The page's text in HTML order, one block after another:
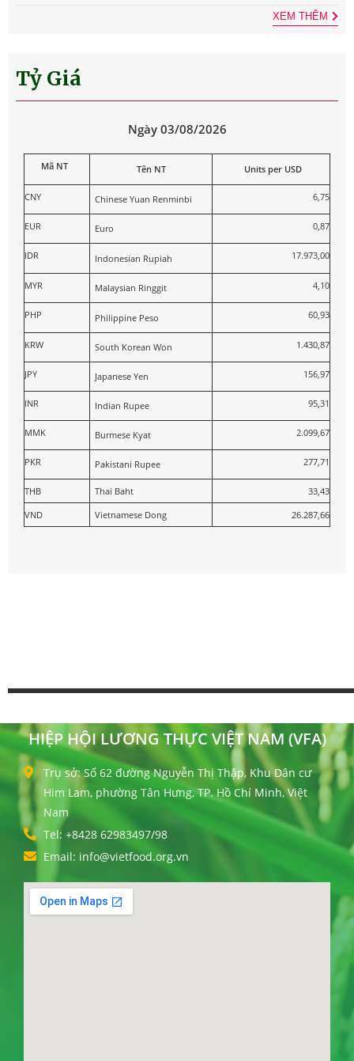
XEM THÊM
Tỷ Giá
Ngày 03/08/2026
Mã NT Tên NT Units per USD
CNY Chinese Yuan Renminbi 6,75
EUR Euro 0,87
IDR Indonesian Rupiah 17.973,00
MYR Malaysian Ringgit 4,10
PHP Philippine Peso 60,93
KRW South Korean Won 1.430,87
JPY Japanese Yen 156,97
INR Indian Rupee 95,31
MMK Burmese Kyat 2.099,67
PKR Pakistani Rupee 277,71
THB Thai Baht
33,43
VND
Vietnamese Dong 26.287,66
HIỆP HỘI LƯƠNG THỰC VIỆT NAM (VFA)
Trụ sở: Số 62 đường Nguyễn Thị Thập, Khu Dân cư
Him Lam, phường Tân Hưng, TP. Hồ Chí Minh, Việt
Nam
Tel: +8428 62983497/98
Email: info@vietfood.org.vn